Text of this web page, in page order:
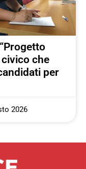
che
per
2026